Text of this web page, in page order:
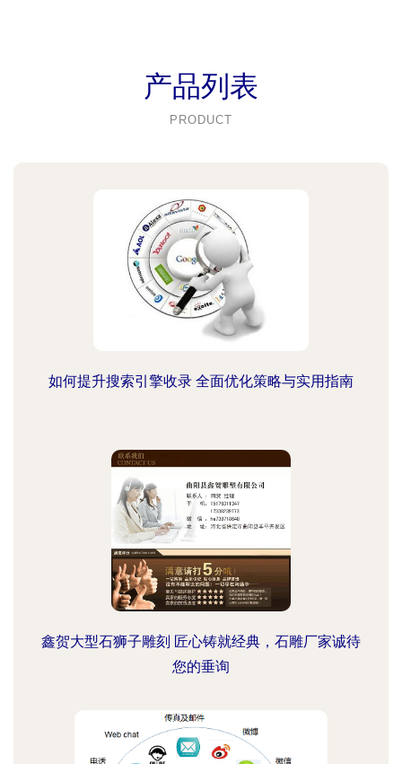
产品列表
PRODUCT
如何提升搜索引擎收录 全面优化策略与实用指南
鑫贺大型石狮子雕刻 匠心铸就经典，石雕厂家诚待
您的垂询